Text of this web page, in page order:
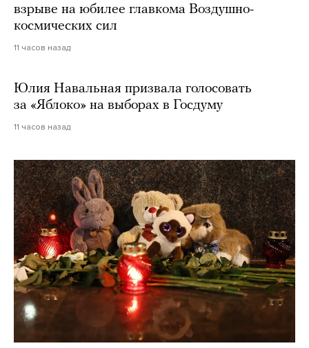
взрыве на юбилее главкома Воздушно-
космических сил
11 часов назад
Юлия Навальная призвала голосовать
за «Яблоко» на выборах в Госдуму
11 часов назад